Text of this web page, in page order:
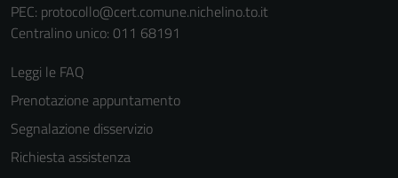
PEC: protocollo@cert.comune.nichelino.to.it
Centralino unico: 011 68191
Leggi le FAQ
Prenotazione appuntamento
Segnalazione disservizio
Richiesta assistenza
informazioni